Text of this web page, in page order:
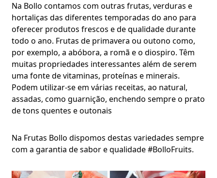
Na Bollo contamos com outras frutas, verduras e
hortaliças das diferentes temporadas do ano para
oferecer produtos frescos e de qualidade durante
todo o ano. Frutas de primavera ou outono como,
por exemplo, a abóbora, a romã e o diospiro. Têm
muitas propriedades interessantes além de serem
uma fonte de vitaminas, proteínas e minerais.
Podem utilizar-se em várias receitas, ao natural,
assadas, como guarnição, enchendo sempre o prato
de tons quentes e outonais
Na Frutas Bollo dispomos destas variedades sempre
com a garantia de sabor e qualidade #BolloFruits.